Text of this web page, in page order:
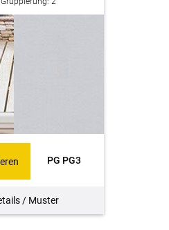
PG PG3
/ Muster